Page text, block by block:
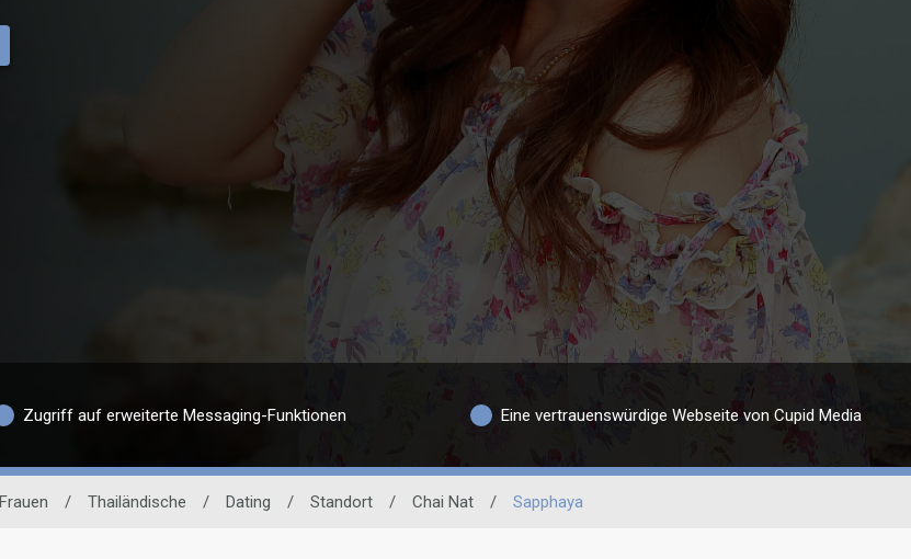
Zugriff auf erweiterte Messaging-Funktionen Eine vertrauenswürdige Webseite von Cupid Media
Frauen / Thailändische / Dating / Standort / Chai Nat / Sapphaya